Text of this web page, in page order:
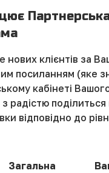
нових клієнтів за
посиланням (яке
кабінеті
радістю
відповідно до
Загальна